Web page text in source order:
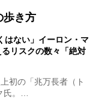
歩き方
はない」イーロン・マ
リスクの数々「絶対
初の「兆万長者（ト
氏。…